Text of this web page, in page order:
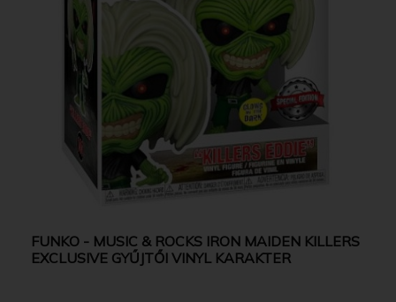
FUNKO - MUSIC & ROCKS IRON MAIDEN KILLERS
EXCLUSIVE GYŰJTŐI VINYL KARAKTER